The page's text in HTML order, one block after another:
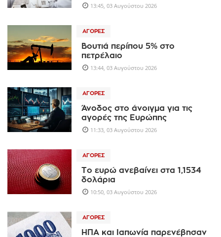
13:45, 03 Αυγούστου 2026
ΑΓΟΡΈΣ
Βουτιά περίπου 5% στο
πετρέλαιο
13:44, 03 Αυγούστου 2026
ΑΓΟΡΈΣ
Άνοδος στο άνοιγμα για τις
αγορές της Ευρώπης
11:33, 03 Αυγούστου 2026
ΑΓΟΡΈΣ
Το ευρώ ανεβαίνει στα 1,1534
δολάρια
10:50, 03 Αυγούστου 2026
ΑΓΟΡΈΣ
ΗΠΑ και Ιαπωνία παρενέβησαν